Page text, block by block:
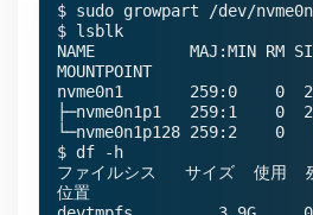
$ sudo growpart /dev/
$ lsblk
NAME          MAJ:MIN RM
MOUNTPOINT
nvme0n1       259:0    0
├─nvme0n1p1   259:1    0
└─nvme0n1p128 259:2    0
$ df -h
ファイルシス   サイズ  使用
位置